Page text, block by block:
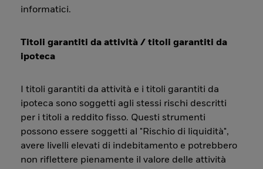
informatici.
Titoli garantiti da attività / titoli garantiti da
ipoteca
I titoli garantiti da attività e i titoli garantiti da
ipoteca sono soggetti agli stessi rischi descritti
per i titoli a reddito fisso. Questi strumenti
possono essere soggetti al "Rischio di liquidità",
avere livelli elevati di indebitamento e potrebbero
non riflettere pienamente il valore delle attività